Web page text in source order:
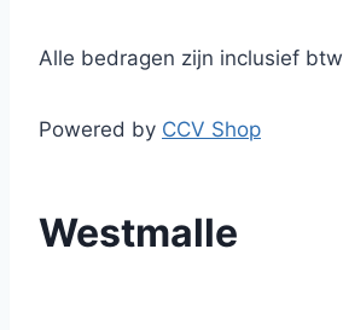
Alle bedragen zijn inclusief btw
Powered by CCV Shop
Westmalle